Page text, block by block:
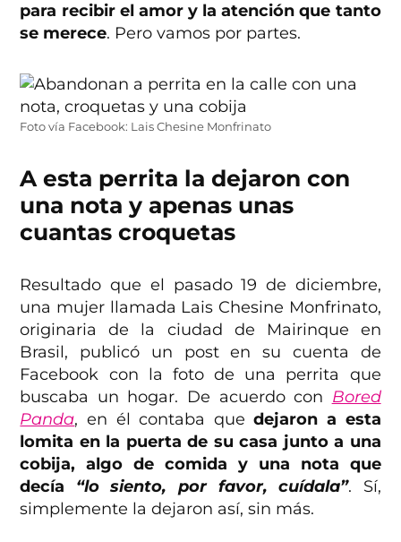
para recibir el amor y la atención que tanto
se merece. Pero vamos por partes.
Foto vía Facebook: Lais Chesine Monfrinato
A esta perrita la dejaron con
una nota y apenas unas
cuantas croquetas
Resultado que el pasado 19 de diciembre,
una mujer llamada Lais Chesine Monfrinato,
originaria de la ciudad de Mairinque en
Brasil, publicó un post en su cuenta de
Facebook con la foto de una perrita que
buscaba un hogar. De acuerdo con Bored
Panda, en él contaba quedejaron a esta
lomita en la puerta de su casa junto a una
cobija, algo de comida y una nota que
decía “lo siento, por favor, cuídala”. Sí,
simplemente la dejaron así, sin más.